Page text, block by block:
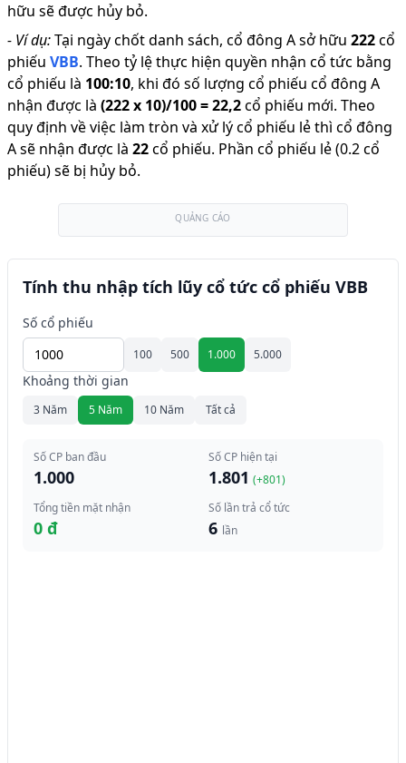
hữu sẽ được hủy bỏ.
- Ví dụ:Tại ngày chốt danh sách, cổ đông A sở hữu 222cổ
phiếu VBB. Theo tỷ lệ thực hiện quyền nhận cổ tức bằng
cổ phiếu là 100:10, khi đó số lượng cổ phiếu cổ đông A
nhận được là (222x 10)/100=22,2cổ phiếu mới. Theo
quy định về việc làm tròn và xử lý cổ phiếu lẻ thì cổ đông
A sẽ nhận được là 22cổ phiếu. Phần cổ phiếu lẻ (0.2 cổ
phiếu) sẽ bị hủy bỏ.
QUẢNG CÁO
Tính thu nhập tích lũy cổ tức cổ phiếu VBB
Số cổ phiếu
100 500 1.000 5.000
Khoảng thời gian
3 Năm 5 Năm 10 Năm Tất cả
Số CP ban đầu
1.000
Số CP hiện tại
1.801 (+801)
Tổng tiền mặt nhận
0 đ
Số lần trả cổ tức
6 lần